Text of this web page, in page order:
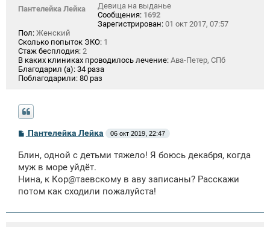
Пантелейка Лейка
Девица на выданье
Сообщения: 1692
Зарегистрирован: 01 окт 2017, 07:57
Пол: Женский
Сколько попыток ЭКО: 1
Стаж бесплодия: 2
В каких клиниках проводилось лечение: Ава-Петер, СПб
Благодарил (а): 34 раза
Поблагодарили: 80 раз
С
о
б
щ
е
н
и
Пантелейка Лейка 06 окт 2019, 22:47
Блин, одной с детьми тяжело! Я боюсь декабря, когда
муж в море уйдёт.
Нина, к Кор@таевскому в аву записаны? Расскажи
потом как сходили пожалуйста!